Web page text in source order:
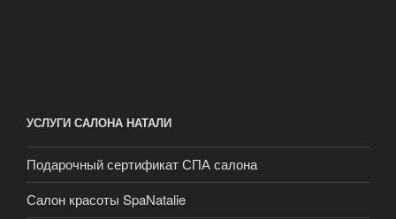
УСЛУГИ САЛОНА НАТАЛИ
Подарочный сертификат СПА салона
Салон красоты SpaNatalie